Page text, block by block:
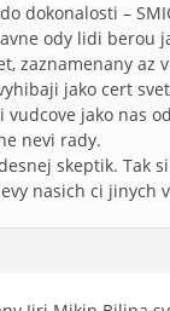
dokonalosti –
ody lidi
zaznamenany az
jako cert
vudcove jako nas
nevi rady.
skeptik. Tak
nasich ci jinych